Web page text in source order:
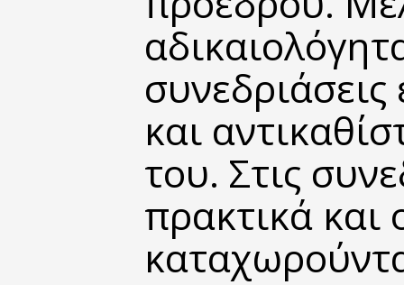
και
του. Στις
πρακτικά και